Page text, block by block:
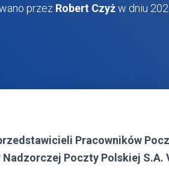
przez Robert Czyżw dniu
Pracowników
Poczty Polskiej S.A.